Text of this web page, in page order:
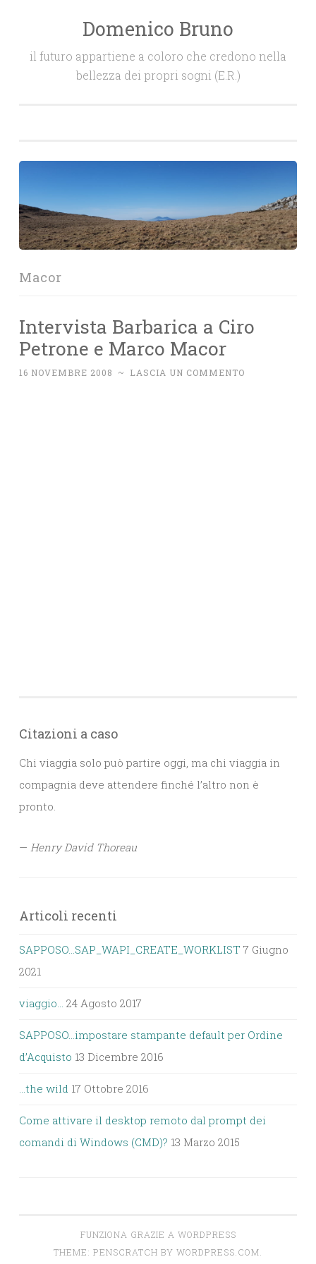
Domenico Bruno
il futuro appartiene a coloro che credono nella
bellezza dei propri sogni (E.R.)
Macor
Intervista Barbarica a Ciro
Petrone e Marco Macor
16 NOVEMBRE 2008 ~ LASCIA UN COMMENTO
Citazioni a caso
Chi viaggia solo può partire oggi, ma chi viaggia in
compagnia deve attendere finché l’altro non è
pronto.
— Henry David Thoreau
Articoli recenti
SAPPOSO…SAP_WAPI_CREATE_WORKLIST 7 Giugno
2021
viaggio… 24 Agosto 2017
SAPPOSO…impostare stampante default per Ordine
d’Acquisto 13 Dicembre 2016
…the wild 17 Ottobre 2016
Come attivare il desktop remoto dal prompt dei
comandi di Windows (CMD)? 13 Marzo 2015
FUNZIONA GRAZIE A WORDPRESS
THEME: PENSCRATCH BY WORDPRESS.COM